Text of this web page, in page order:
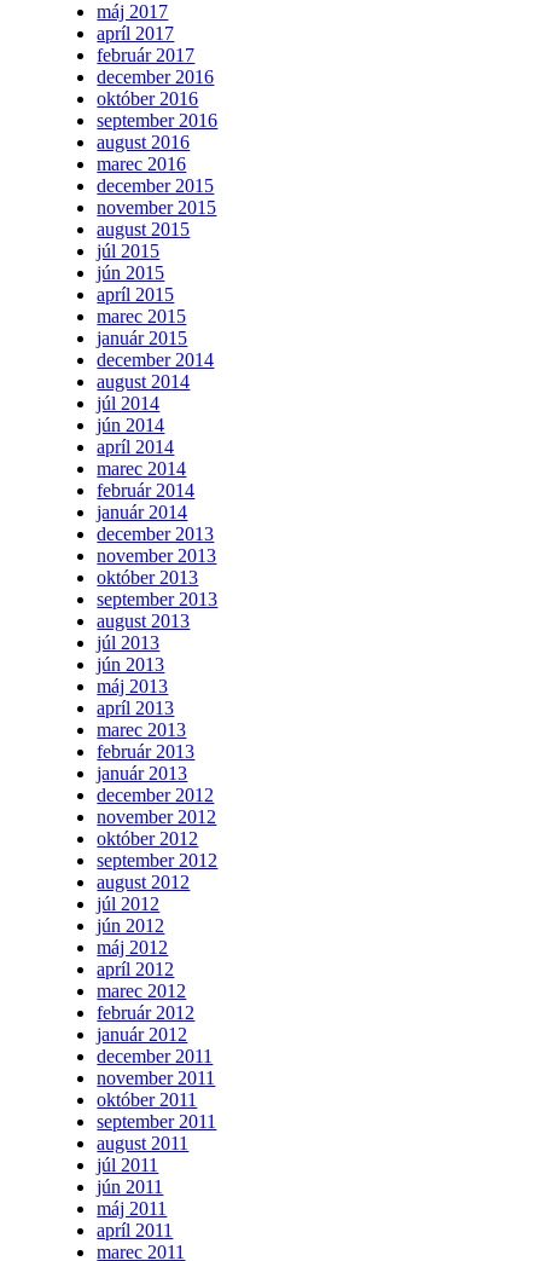
máj 2017
apríl 2017
február 2017
december 2016
október 2016
september 2016
august 2016
marec 2016
december 2015
november 2015
august 2015
júl 2015
jún 2015
apríl 2015
marec 2015
január 2015
december 2014
august 2014
júl 2014
jún 2014
apríl 2014
marec 2014
február 2014
január 2014
december 2013
november 2013
október 2013
september 2013
august 2013
júl 2013
jún 2013
máj 2013
apríl 2013
marec 2013
február 2013
január 2013
december 2012
november 2012
október 2012
september 2012
august 2012
júl 2012
jún 2012
máj 2012
apríl 2012
marec 2012
február 2012
január 2012
december 2011
november 2011
október 2011
september 2011
august 2011
júl 2011
jún 2011
máj 2011
apríl 2011
marec 2011